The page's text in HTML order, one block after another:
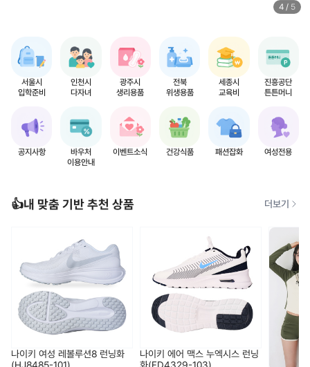
4 / 5
서울시
입학준비
인천시
다자녀
광주시
생리용품
전북
위생용품
세종시
교육비
진흥공단
튼튼머니
공지사항
바우처
이용안내
이벤트소식 건강식품 패션잡화 여성전용
👍내 맞춤 기반 추천 상품 더보기
나이키 여성 레볼루션8 런닝화
나이키 에어 맥스 누엑시스 런닝